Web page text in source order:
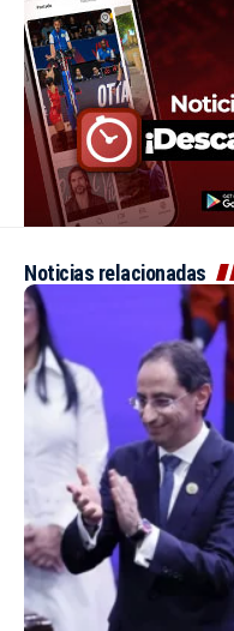
Noticias relacionadas